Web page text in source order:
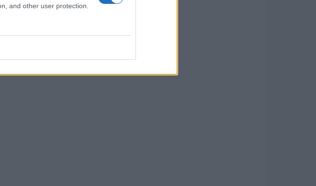
and other user protection.